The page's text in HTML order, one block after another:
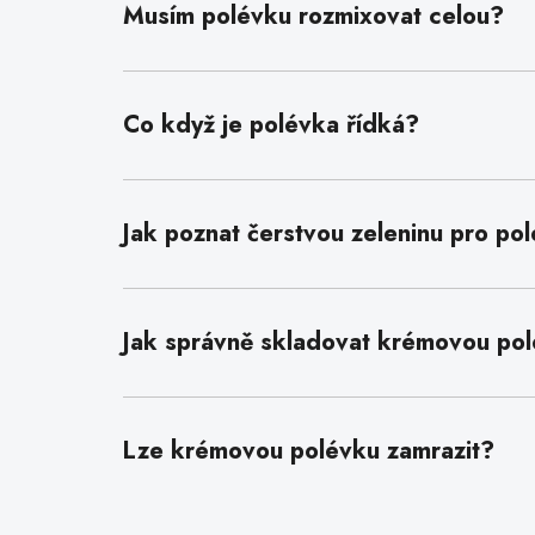
Musím polévku rozmixovat celou?
Co když je polévka řídká?
Jak poznat čerstvou zeleninu pro
Jak správně skladovat krémovou
Lze krémovou polévku zamrazit?